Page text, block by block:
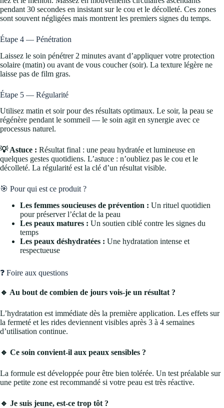
pendant 30 secondes en insistant sur le cou et le décolleté. Ces zones
sont souvent négligées mais montrent les premiers signes du temps.
Étape 4 — Pénétration
Laissez le soin pénétrer 2 minutes avant d’appliquer votre protection
solaire (matin) ou avant de vous coucher (soir). La texture légère ne
laisse pas de film gras.
Étape 5 — Régularité
Utilisez matin et soir pour des résultats optimaux. Le soir, la peau se
régénère pendant le sommeil — le soin agit en synergie avec ce
processus naturel.
💡 Astuce : Résultat final : une peau hydratée et lumineuse en
quelques gestes quotidiens. L’astuce : n’oubliez pas le cou et le
décolleté. La régularité est la clé d’un résultat visible.
🎯 Pour qui est ce produit ?
Les femmes soucieuses de prévention : Un rituel quotidien
pour préserver l’éclat de la peau
Les peaux matures : Un soutien ciblé contre les signes du
temps
Les peaux déshydratées : Une hydratation intense et
respectueuse
❓ Foire aux questions
🔹 Au bout de combien de jours vois-je un résultat ?
L’hydratation est immédiate dès la première application. Les effets sur
la fermeté et les rides deviennent visibles après 3 à 4 semaines
d’utilisation continue.
🔹 Ce soin convient-il aux peaux sensibles ?
La formule est développée pour être bien tolérée. Un test préalable sur
une petite zone est recommandé si votre peau est très réactive.
🔹 Je suis jeune, est-ce trop tôt ?